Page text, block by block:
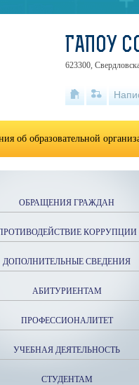
ОБРАЩЕНИЯ ГРАЖДАН
КОРРУПЦИИ
ДОПОЛНИТЕЛЬНЫЕ СВЕДЕНИЯ
АБИТУРИЕНТАМ
ПРОФЕССИОНАЛИТЕТ
УЧЕБНАЯ ДЕЯТЕЛЬНОСТЬ
СТУДЕНТАМ
ГАПОУ
623300,
об образовательной